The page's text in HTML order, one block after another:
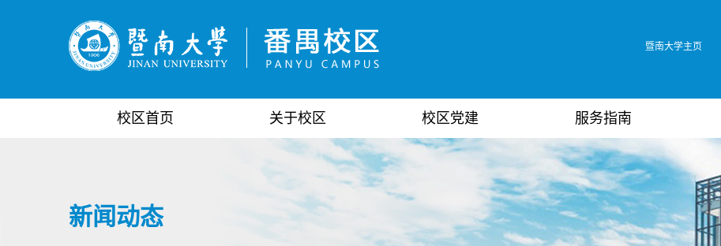
暨南大学主页
校区首页 关于校区 校区党建 服务指南
新闻动态